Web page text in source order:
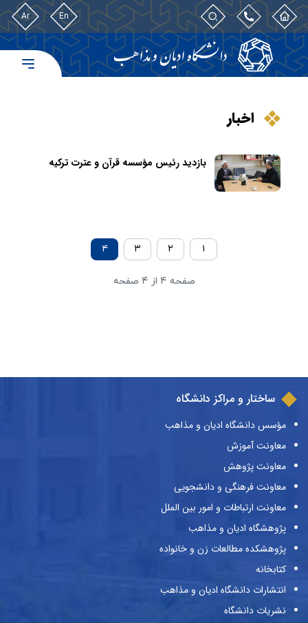
En
Ar
اخبار
بازدید رئیس مؤسسه قرآن و عترت ترکیه
صفحه ۴ از ۴ صفحه
۱ ۲ ۳ ۴
ساختار و مراکز دانشگاه
مؤسس دانشگاه ادیان و مذاهب
معاونت آموزش
معاونت پژوهش
معاونت فرهنگی و دانشجویی
معاونت ارتباطات و امور بین الملل
پژوهشگاه ادیان و مذاهب
پژوهشکده مطالعات زن و خانواده
کتابخانه
انتشارات دانشگاه ادیان و مذاهب
نشریات دانشگاه